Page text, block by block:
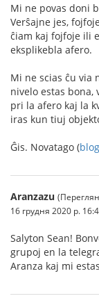
Mi ne povas doni
Verŝajne jes,
ĉiam kaj fojfoje ili
eksplikebla afero.
Mi ne scias ĉu via
nivelo estas bona,
pri la afero kaj la
iras kun tiuj
Ĝis. Novatago (
Aranzazu
16 грудня 2020 р.
Salyton Sean!
grupoj en la
Aranza kaj mi